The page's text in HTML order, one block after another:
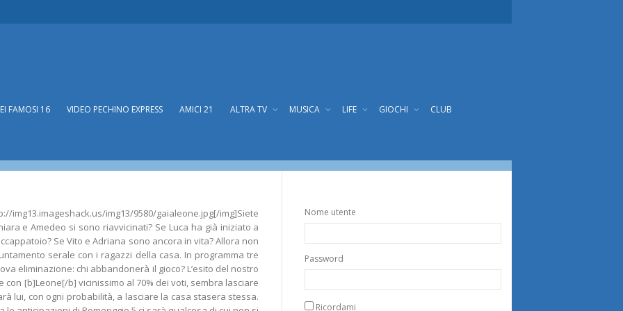
FAMOSI 16 VIDEO PECHINO EXPRESS AMICI 21 ALTRA TV MUSICA LIFE GIOCHI CLUB
img13/9580/gaialeone.jpg[/img]Siete
e Amedeo si sono riavvicinati? Se Luca ha già iniziato a
Se Vito e Adriana sono ancora in vita? Allora non
serale con i ragazzi della casa. In programma tre
eliminazione: chi abbandonerà il gioco? L’esito del nostro
con [b]Leone[/b] vicinissimo al 70% dei voti, sembra lasciare
lui, con ogni probabilità, a lasciare la casa stasera stessa.
Nome utente
Password
Ricordami